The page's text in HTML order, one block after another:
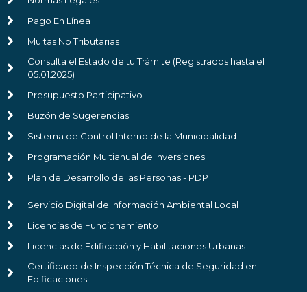
Pago En Línea
Multas No Tributarias
Consulta el Estado de tu Trámite (Registrados hasta el
05.01.2025)
Presupuesto Participativo
Buzón de Sugerencias
Sistema de Control Interno de la Municipalidad
Programación Multianual de Inversiones
Plan de Desarrollo de las Personas - PDP
Servicio Digital de Información Ambiental Local
Licencias de Funcionamiento
Licencias de Edificación y Habilitaciones Urbanas
Certificado de Inspección Técnica de Seguridad en
Edificaciones